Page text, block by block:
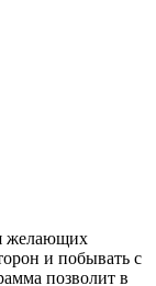
желающих
и побывать с
позволит в